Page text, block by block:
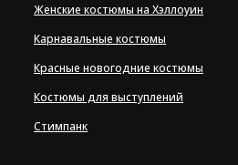
Женские костюмы на Хэллоуин
Карнавальные костюмы
Красные новогодние костюмы
Костюмы для выступлений
Стимпанк